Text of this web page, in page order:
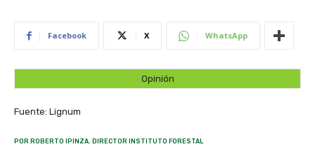
Facebook X WhatsApp
Opinión
Fuente: Lignum
POR ROBERTO IPINZA. DIRECTOR INSTITUTO FORESTAL